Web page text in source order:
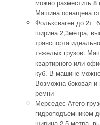
можно разместить 8
Машина оснащена
Фольксваген до 2т
ширина 2,3метра,
транспорта
тяжелых грузов.
квартирного или
куб. В машине
Возможна боковая и
ремни
Мерседес Атего
гидроподъемником